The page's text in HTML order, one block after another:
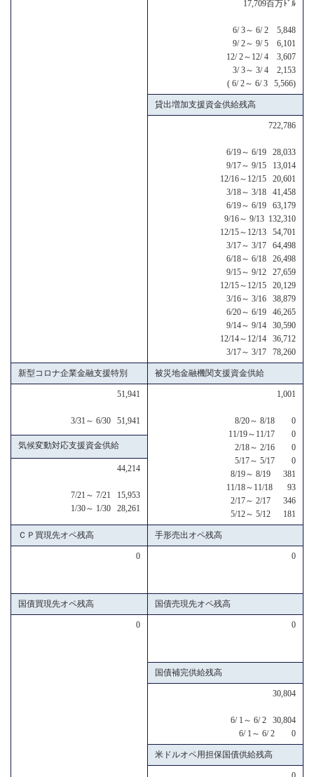
17,709百万ﾄﾞﾙ
6/ 3～ 6/ 2 5,848
9/ 2～ 9/ 5 6,101
12/ 2～12/ 4 3,607
3/ 3～ 3/ 4 2,153
( 6/ 2～ 6/ 3 5,566)
貸出増加支援資金供給残高
722,786
6/19～ 6/19 28,033
9/17～ 9/15 13,014
12/16～12/15 20,601
3/18～ 3/18 41,458
6/19～ 6/19 63,179
9/16～ 9/13 132,310
12/15～12/13 54,701
3/17～ 3/17 64,498
6/18～ 6/18 26,498
9/15～ 9/12 27,659
12/15～12/15 20,129
3/16～ 3/16 38,879
6/20～ 6/19 46,265
9/14～ 9/14 30,590
12/14～12/14 36,712
3/17～ 3/17 78,260
新型コロナ企業金融支援特別 被災地金融機関支援資金供給
51,941
3/31～ 6/30 51,941
1,001
8/20～ 8/18 0
11/19～11/17 0
2/18～ 2/16 0
5/17～ 5/17 0
8/19～ 8/19 381
11/18～11/18 93
2/17～ 2/17 346
5/12～ 5/12 181
気候変動対応支援資金供給
44,214
7/21～ 7/21 15,953
1/30～ 1/30 28,261
ＣＰ買現先オペ残高 手形売出オペ残高
0 0
国債買現先オペ残高 国債売現先オペ残高
0 0
国債補完供給残高
30,804
6/ 1～ 6/ 2 30,804
6/ 1～ 6/ 2 0
米ドルオペ用担保国債供給残高